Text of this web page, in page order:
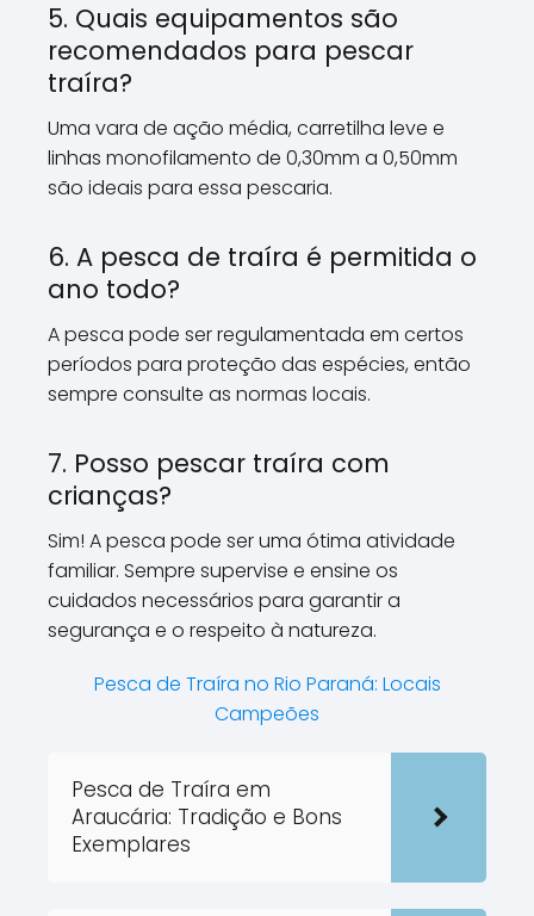
5. Quais equipamentos são
recomendados para pescar
traíra?
Uma vara de ação média, carretilha leve e
linhas monofilamento de 0,30mm a 0,50mm
são ideais para essa pescaria.
6. A pesca de traíra é permitida o
ano todo?
A pesca pode ser regulamentada em certos
períodos para proteção das espécies, então
sempre consulte as normas locais.
7. Posso pescar traíra com
crianças?
Sim! A pesca pode ser uma ótima atividade
familiar. Sempre supervise e ensine os
cuidados necessários para garantir a
segurança e o respeito à natureza.
Pesca de Traíra no Rio Paraná: Locais
Campeões
Pesca de Traíra em
Araucária: Tradição e Bons
Exemplares